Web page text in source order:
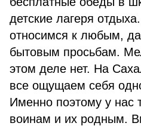
детские лагеря
относимся к любым,
бытовым просьбам.
этом деле нет. На
все ощущаем себя
Именно поэтому у нас
воинам и их родным.